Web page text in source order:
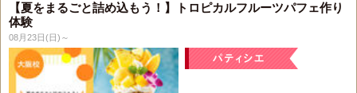
【夏をまるごと詰め込もう！】トロピカルフルーツパフェ作り
体験
08月23日(日)～